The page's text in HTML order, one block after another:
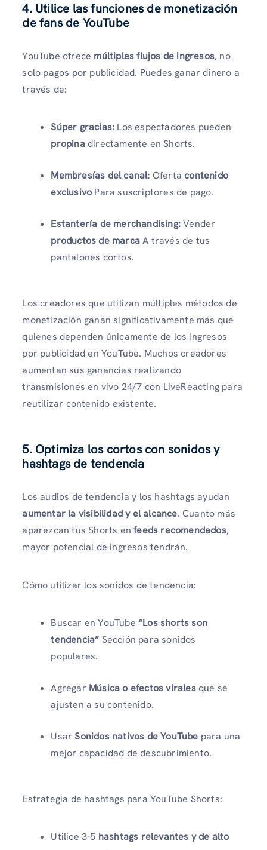
4. Utilice las funciones de monetización
de fans de YouTube
YouTube ofrece múltiples flujos de ingresos, no
solo pagos por publicidad. Puedes ganar dinero a
través de:
Súper gracias: Los espectadores pueden
propinadirectamente en Shorts.
Membresías del canal: Ofertacontenido
exclusivo Para suscriptores de pago.
Estantería de merchandising:Vender
productos de marcaA través de tus
pantalones cortos.
Los creadores que utilizan múltiples métodos de
monetización ganan significativamente más que
quienes dependen únicamente de los ingresos
por publicidad en YouTube. Muchos creadores
aumentan sus ganancias realizando
transmisiones en vivo 24/7 con LiveReacting para
reutilizar contenido existente.
5. Optimiza los cortos con sonidos y
hashtags de tendencia
Los audios de tendencia y los hashtags ayudan
aumentar la visibilidad y el alcance. Cuanto más
aparezcan tus Shorts enfeeds recomendados,
mayor potencial de ingresos tendrán.
Cómo utilizar los sonidos de tendencia:
Buscar en YouTube “Los shorts son
tendencia” Sección para sonidos
populares.
Agregar Música o efectos viralesque se
ajusten a su contenido.
UsarSonidos nativos de YouTube para una
mejor capacidad de descubrimiento.
Estrategia de hashtags para YouTube Shorts:
Utilice 3-5 hashtags relevantes y de alto